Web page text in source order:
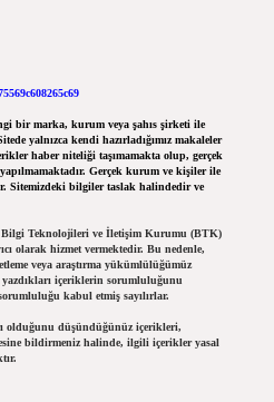
bir marka, kurum veya şahıs şirketi ile
yalnızca kendi hazırladığımız makaleler
haber niteliği taşımamakta olup, gerçek
Gerçek kurum ve kişiler ile
Sitemizdeki bilgiler taslak halindedir ve
Bilgi Teknolojileri ve İletişim Kurumu (BTK)
olarak hizmet vermektedir. Bu nedenle,
veya araştırma yükümlülüğümüz
içeriklerin sorumluluğunu
kabul etmiş sayılırlar.
olduğunu düşündüğünüz içerikleri,
bildirmeniz halinde, ilgili içerikler yasal